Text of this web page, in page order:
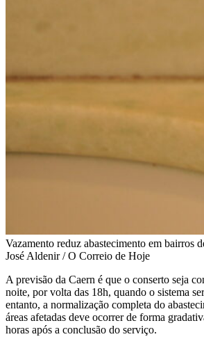
Vazamento reduz abastecimento em bairros
José Aldenir / O Correio de Hoje
A previsão da Caern é que o conserto seja
noite, por volta das 18h, quando o sistema
entanto, a normalização completa do
áreas afetadas deve ocorrer de forma
horas após a conclusão do serviço.